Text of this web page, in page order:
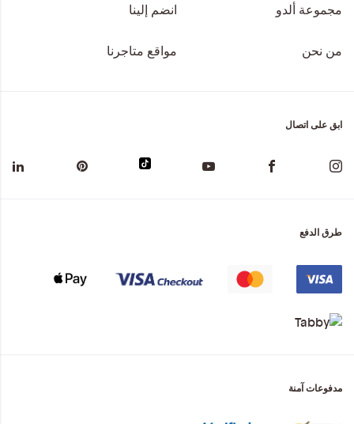
مجموعة ألدو انضم إلينا
من نحن مواقع متاجرنا
ابق على اتصال
طرق الدفع
مدفوعات آمنة